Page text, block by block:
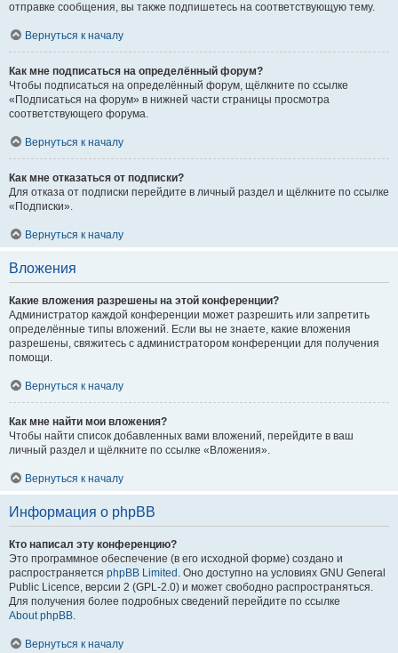
отправке сообщения, вы также подпишетесь на соответствующую тему.
Вернуться к началу
Как мне подписаться на определённый форум?
Чтобы подписаться на определённый форум, щёлкните по ссылке
«Подписаться на форум» в нижней части страницы просмотра
соответствующего форума.
Вернуться к началу
Как мне отказаться от подписки?
Для отказа от подписки перейдите в личный раздел и щёлкните по ссылке
«Подписки».
Вернуться к началу
Вложения
Какие вложения разрешены на этой конференции?
Администратор каждой конференции может разрешить или запретить
определённые типы вложений. Если вы не знаете, какие вложения
разрешены, свяжитесь с администратором конференции для получения
помощи.
Вернуться к началу
Как мне найти мои вложения?
Чтобы найти список добавленных вами вложений, перейдите в ваш
личный раздел и щёлкните по ссылке «Вложения».
Вернуться к началу
Информация о phpBB
Кто написал эту конференцию?
Это программное обеспечение (в его исходной форме) создано и
распространяется phpBB Limited . Оно доступно на условиях GNU General
Public Licence, версии 2 (GPL-2.0) и может свободно распространяться.
Для получения более подробных сведений перейдите по ссылке
About phpBB.
Вернуться к началу